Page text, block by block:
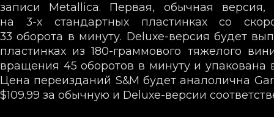
записи Metallica. Первая, обычная
на 3-хстандартных пластинках со
33 оборота в минуту. Deluxe-версия будет
пластинках из180-граммового тяжелого
вращения 45 оборотов в минуту и упакована
Цена переизданий S&M будет аналолична
$109.99 за обычную и Deluxe-версии